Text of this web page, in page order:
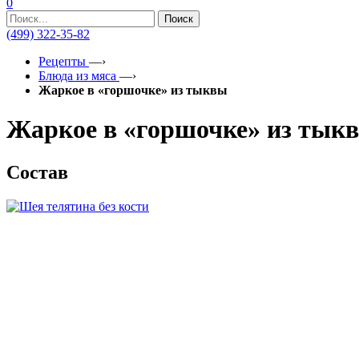
0
Поиск
(499) 322-35-82
Рецепты —›
Блюда из мяса —›
Жаркое в «горшочке» из тыквы
Жаркое в «горшочке» из
Состав